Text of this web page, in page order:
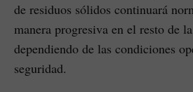
de residuos sólidos continuará
manera progresiva en el resto de
dependiendo de las condiciones
seguridad.